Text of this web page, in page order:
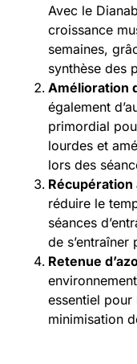
Avec le
croissance
semaines,
synthèse des
Amélioration
également
primordial
lourdes et
lors des
Récupération
réduire le
séances
de
Retenue
essentiel pour
minimisation